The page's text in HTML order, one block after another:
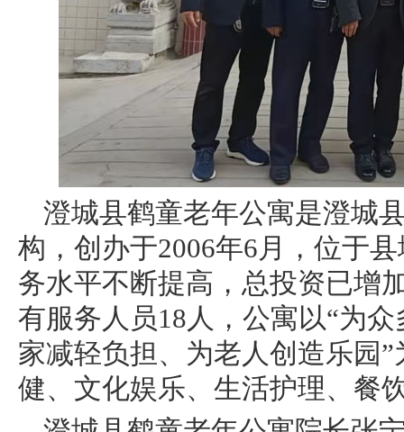
澄城县鹤童老年公寓是澄城
构，创办于2006年6月，位于
务水平不断提高，总投资已增
有服务人员18人，公寓以“为
家减轻负担、为老人创造乐园
健、文化娱乐、生活护理、餐